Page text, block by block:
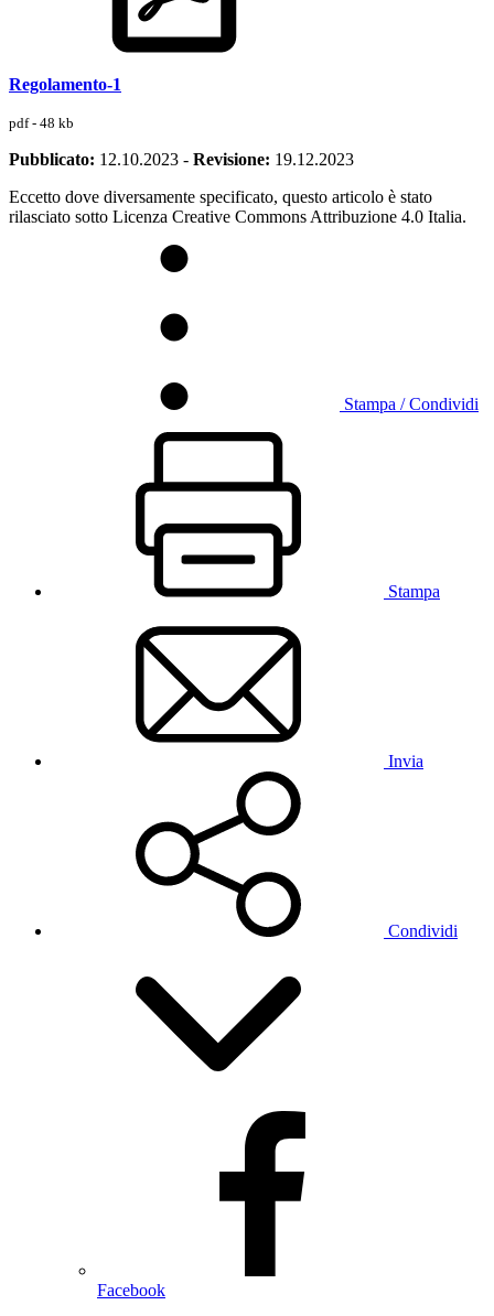
Regolamento-1
pdf - 48 kb
Pubblicato: 12.10.2023 - Revisione: 19.12.2023
Eccetto dove diversamente specificato, questo articolo è stato
rilasciato sotto Licenza Creative Commons Attribuzione 4.0 Italia.
Stampa / Condividi
Stampa
Invia
Condividi
Facebook